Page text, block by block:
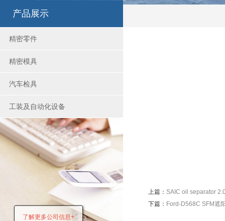
产品展示
精密零件
精密模具
汽车检具
工装及自动化设备
了解更多公司信息+
上篇： SAIC oil separator
下篇： Ford-D568C SFM遮